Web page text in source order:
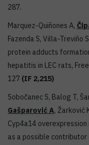
287.
Marquez-Quiñones A,
Fazenda S, Villa-Treviño
protein adducts
hepatitis in LEC rats,
127 (IF 2,215)
Sobočanec S, Balog T,
Gašparović A, Žarković
Cyp4a14 overexpression
as a possible